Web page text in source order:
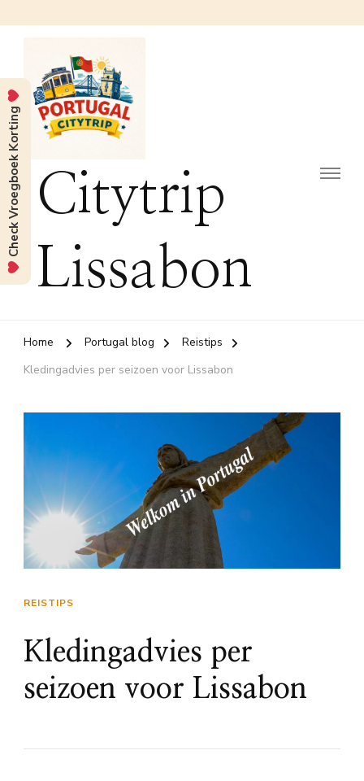
Citytrip
Lissabon
Home Portugal blog
Reistips
Kledingadvies per seizoen voor Lissabon
REISTIPS
Kledingadvies per
seizoen voor Lissabon
Check Vroegboek Korting